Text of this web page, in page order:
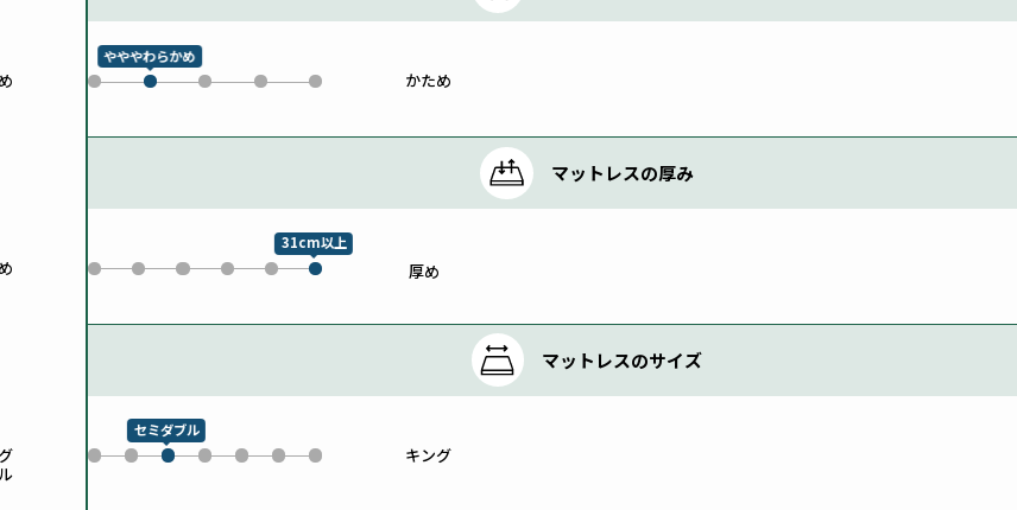
0
1
やややわらかめ
2 3 かため
4
マットレスの厚み
0 1 2 3 4 厚め
5
31cm以上
マットレスのサイズ
0 1
2
セミダブル
3 4 5 キング
6